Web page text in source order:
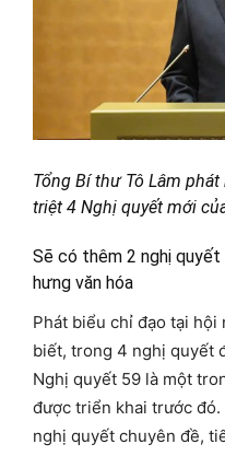
Tổng Bí thư Tô Lâm
triệt 4 Nghị quyết mới
Sẽ có thêm 2 nghị
hưng văn hóa
Phát biểu chỉ đạo tại hội
biết, trong 4 nghị quyết
Nghị quyết 59 là một
được triển khai trước
nghị quyết chuyên đề,